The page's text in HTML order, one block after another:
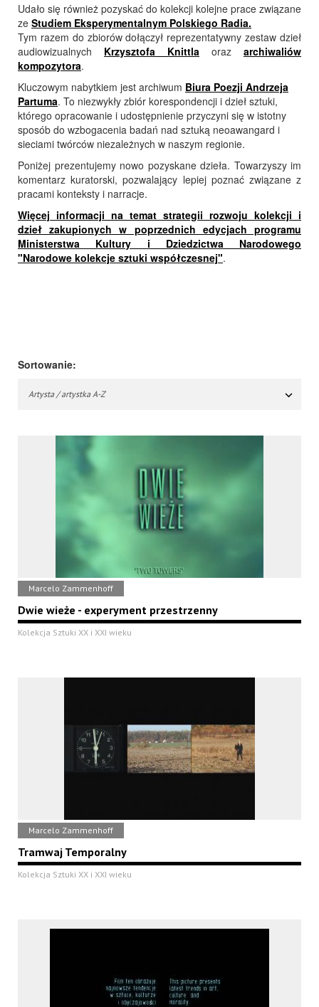
Udało się również pozyskać do kolekcji kolejne prace związane
ze Studiem Eksperymentalnym Polskiego Radia.
Tym razem do zbiorów dołączył reprezentatywny zestaw dzieł
audiowizualnych Krzysztofa Knittla oraz archiwaliów
kompozytora.
Kluczowym nabytkiem jest archiwum Biura Poezji Andrzeja
Partuma. To niezwykły zbiór korespondencji i dzieł sztuki,
którego opracowanie i udostępnienie przyczyni się w istotny
sposób do wzbogacenia badań nad sztuką neoawangard i
sieciami twórców niezależnych w naszym regionie.
Poniżej prezentujemy nowo pozyskane dzieła. Towarzyszy im
komentarz kuratorski, pozwalający lepiej poznać związane z
pracami konteksty i narracje.
Więcej informacji na temat strategii rozwoju kolekcji i
dzieł zakupionych w poprzednich edycjach programu
Ministerstwa Kultury i Dziedzictwa Narodowego
"Narodowe kolekcje sztuki współczesnej".
Sortowanie:
Artysta / artystka A-Z
Marcelo Zammenhoff
Dwie wieże - experyment przestrzenny
Kolekcja Sztuki XX i XXI wieku
Marcelo Zammenhoff
Tramwaj Temporalny
Kolekcja Sztuki XX i XXI wieku